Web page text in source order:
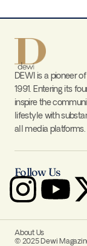
DEWI is a pioneer
1991. Entering its
inspire the
lifestyle with
all media platforms.
Follow Us
About Us
© 2025 Dewi